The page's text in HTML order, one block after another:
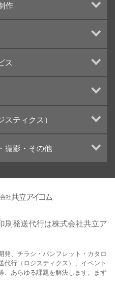
作
ス
印刷
ト）
・デザイン
ティクス）
撮影・その他
刷発送代行は株式会社共立ア
発、チラシ・パンフレット・カタロ
代行（ロジスティクス）、イベント
、あらゆる課題を解決します。まず